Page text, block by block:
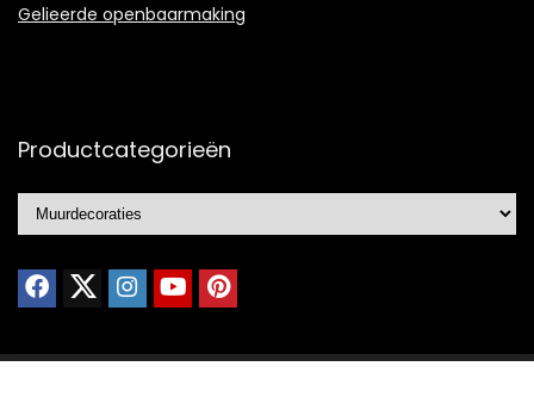
Gelieerde openbaarmaking
Productcategorieën